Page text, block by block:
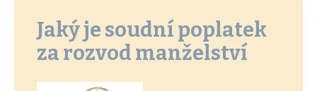
Jaký je soudní poplatek
za rozvod manželství